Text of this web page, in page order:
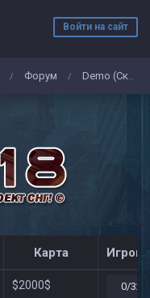
Войти на сайт
/ Форум / Demo (Скриншоты)
Карта
$2000$ 0/32